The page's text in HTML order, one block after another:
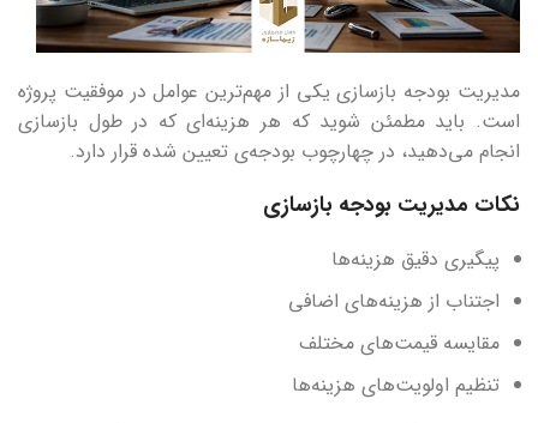
مدیریت بودجه بازسازی یکی از مهم‌ترین عوامل در موفقیت پروژه
است. باید مطمئن شوید که هر هزینه‌ای که در طول بازسازی
انجام می‌دهید، در چهارچوب بودجه‌ی تعیین شده قرار دارد.
نکات مدیریت بودجه بازسازی
پیگیری دقیق هزینه‌ها
اجتناب از هزینه‌های اضافی
مقایسه قیمت‌های مختلف
تنظیم اولویت‌های هزینه‌ها